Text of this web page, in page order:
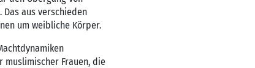
aus verschieden
um weibliche Körper.
muslimischer Frauen, die